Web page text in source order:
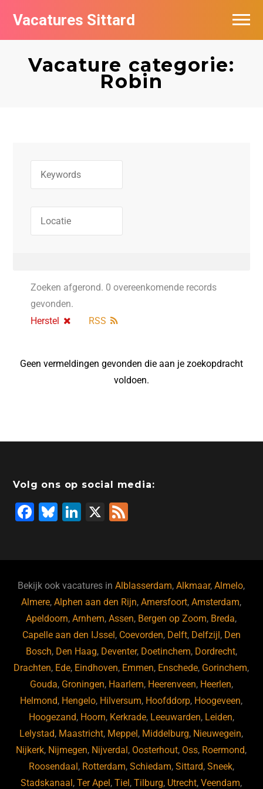
Vacatures Sittard
Vacature categorie:
Robin
Zoeken afgerond. 0 overeenkomende records
gevonden.
Herstel
RSS
Geen vermeldingen gevonden die aan je zoekopdracht
voldoen.
Volg ons op social media:
F
b
o
o
k
Bl
ky
Li
dI
n
X
Bekijk ook vacatures inAlblasserdam,Alkmaar,Almelo,
Almere,Alphen aan den Rijn,Amersfoort,Amsterdam,
Apeldoorn,Arnhem,Assen, Bergen op Zoom, Breda,
Capelle aan den IJssel , Coevorden, Delft, Delfzijl , Den
Bosch, Den Haag, Deventer, Doetinchem, Dordrecht,
Drachten, Ede, Eindhoven, Emmen, Enschede, Gorinchem,
Gouda, Groningen, Haarlem, Heerenveen, Heerlen,
Helmond, Hengelo, Hilversum, Hoofddorp, Hoogeveen,
Hoogezand, Hoorn, Kerkrade, Leeuwarden, Leiden,
Lelystad, Maastricht, Meppel , Middelburg, Nieuwegein,
Nijkerk, Nijmegen, Nijverdal , Oosterhout, Oss, Roermond,
Roosendaal , Rotterdam, Schiedam, Sittard, Sneek,
Stadskanaal ,Ter Apel ,Tiel ,Tilburg, Utrecht,Veendam,
Vacatures per bedrijf
De populairste vacatures in Sittard